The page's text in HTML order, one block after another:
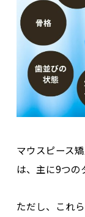
マウスピース
は、主に9つの
ただし、これ